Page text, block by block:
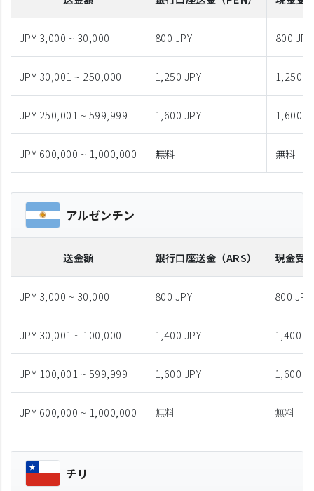
JPY 3,000 ~ 30,000 800 JPY 800 JPY
JPY 30,001 ~ 250,000 1,250 JPY 1,250
JPY 250,001 ~ 599,999 1,600 JPY 1,600
JPY 600,000 ~ 1,000,000 無料 無料
アルゼンチン
送金額 銀行口座送金 （ARS） 現金受
JPY 3,000 ~ 30,000 800 JPY 800 JPY
JPY 30,001 ~ 100,000 1,400 JPY 1,400
JPY 100,001 ~ 599,999 1,600 JPY 1,600
JPY 600,000 ~ 1,000,000 無料 無料
チリ